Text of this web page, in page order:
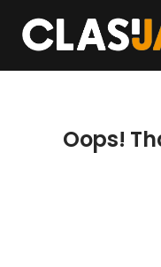
content
Oops!